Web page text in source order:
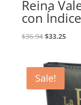
Reina
con
$36.94 Original
$36.94.
$33.25
Sale!